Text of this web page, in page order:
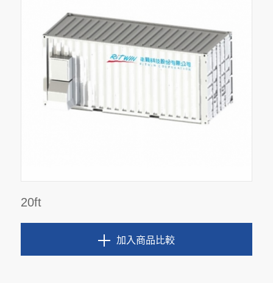
20ft
加入商品比較